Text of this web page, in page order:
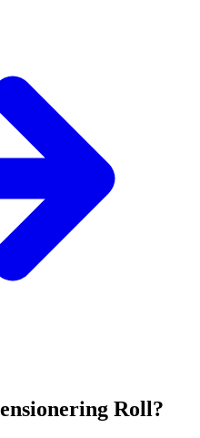
Roll?